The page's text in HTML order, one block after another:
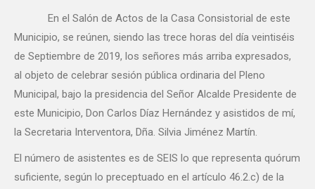
En el Salón de Actos de la Casa Consistorial de este
Municipio, se reúnen, siendo las trece horas del día veintiséis
de Septiembre de 2019, los señores más arriba expresados,
al objeto de celebrar sesión pública ordinaria del Pleno
Municipal, bajo la presidencia del Señor Alcalde Presidente de
este Municipio, Don Carlos Díaz Hernández y asistidos de mí,
la Secretaria Interventora, Dña. Silvia Jiménez Martín.
El número de asistentes es de SEIS lo que representa quórum
suficiente, según lo preceptuado en el artículo 46.2.c) de la